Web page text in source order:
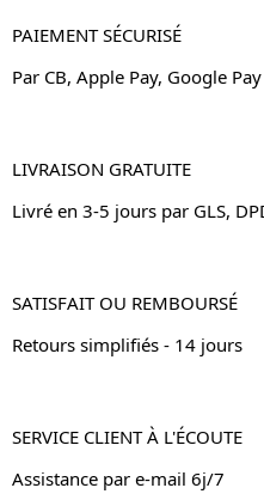
PAIEMENT SÉCURISÉ
Par CB, Apple Pay, Google
LIVRAISON GRATUITE
Livré en 3-5 jours par GLS,
SATISFAIT OU REMBOURSÉ
Retours simplifiés - 14 jours
SERVICE CLIENT À L'ÉCOUTE
Assistance par e-mail 6j/7